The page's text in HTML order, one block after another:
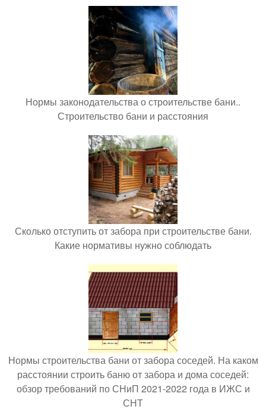
Нормы законодательства о строительстве бани..
Строительство бани и расстояния
Сколько отступить от забора при строительстве бани.
Какие нормативы нужно соблюдать
Нормы строительства бани от забора соседей. На каком
расстоянии строить баню от забора и дома соседей:
обзор требований по СНиП 2021-2022 года в ИЖС и
СНТ